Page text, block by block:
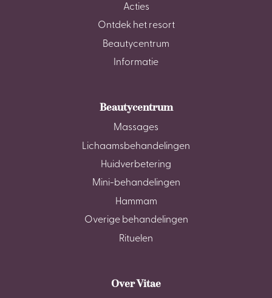
Acties
Ontdek het resort
Beautycentrum
Informatie
Beautycentrum
Massages
Lichaamsbehandelingen
Huidverbetering
Mini-behandelingen
Hammam
Overige behandelingen
Rituelen
Over Vitae